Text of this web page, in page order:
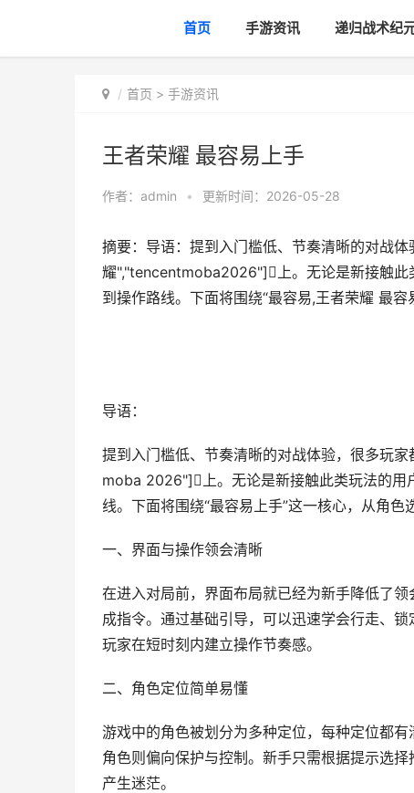
首页 手游资讯 递归战术纪
首页 > 手游资讯
王者荣耀 最容易上手
作者： admin • 更新时间：2026-05-28
摘要：导语：提到入门槛低、节奏清晰的对战
耀","tencentmoba2026"]上。无论是新接触此
到操作路线。下面将围绕“最容易,王者荣耀 最容
导语：
提到入门槛低、节奏清晰的对战体验，很多玩
moba 2026"]上。无论是新接触此类玩法的用
线。下面将围绕“最容易上手”这一核心，从角色
一、界面与操作领会清晰
在进入对局前，界面布局就已经为新手降低了
成指令。通过基础引导，可以迅速学会行走、
玩家在短时刻内建立操作节奏感。
二、角色定位简单易懂
游戏中的角色被划分为多种定位，每种定位都
角色则偏向保护与控制。新手只需根据提示选
产生迷茫。